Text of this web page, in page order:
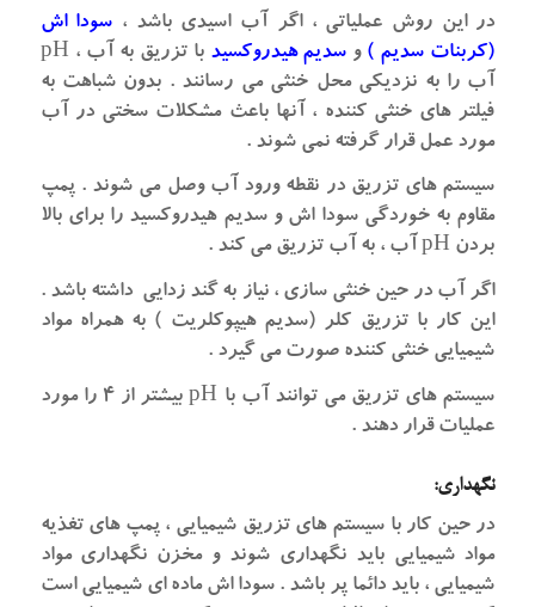
در این روش عملیاتی ، اگر آب اسیدی باشد ، سودا اش
(کربنات سدیم ) و سدیم هیدروکسید
با تزریق به آب ، pH
آب را به نزدیکی محل خنثی می رسانند . بدون شباهت به
فیلتر های خنثی کننده ، آنها باعث مشکلات سختی در آب
مورد عمل قرار گرفته نمی شوند .
سیستم های تزریق در نقطه ورود آب وصل می شوند . پمپ
مقاوم به خوردگی سودا اش و سدیم هیدروکسید را برای بالا
بردن pH آب ، به آب تزریق می کند .
اگر آب در حین خنثی سازی ، نیاز به گند زدایی داشته باشد .
این کار با تزریق کلر (سدیم هیپوکلریت ) به همراه مواد
شیمیایی خنثی کننده صورت می گیرد .
سیستم های تزریق می توانند آب با pH بیشتر از ۴ را مورد
عملیات قرار دهند .
نگهداری:
در حین کار با سیستم های تزریق شیمیایی ، پمپ های تغذیه
مواد شیمیایی باید نگهداری شوند و مخزن نگهداری مواد
شیمیایی ، باید دائما پر باشد . سودا اش ماده ای شیمیایی است